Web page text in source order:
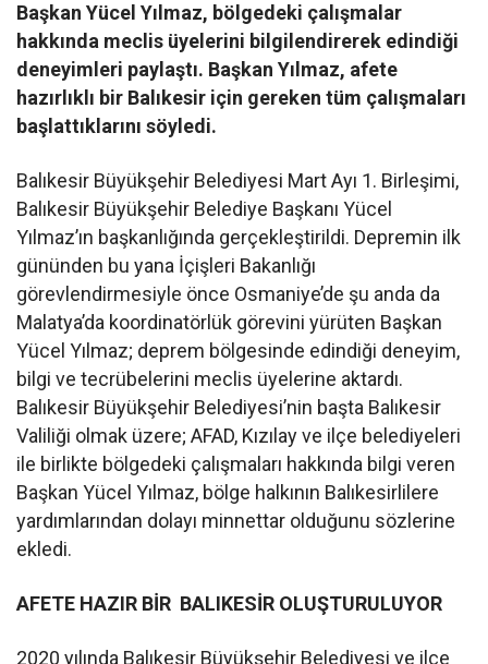
Başkan Yücel Yılmaz, bölgedeki çalışmalar
hakkında meclis üyelerini bilgilendirerek edindiği
deneyimleri paylaştı. Başkan Yılmaz, afete
hazırlıklı bir Balıkesir için gereken tüm çalışmaları
başlattıklarını söyledi.
Balıkesir Büyükşehir Belediyesi Mart Ayı 1. Birleşimi,
Balıkesir Büyükşehir Belediye Başkanı Yücel
Yılmaz’ın başkanlığında gerçekleştirildi. Depremin ilk
gününden bu yana İçişleri Bakanlığı
görevlendirmesiyle önce Osmaniye’de şu anda da
Malatya’da koordinatörlük görevini yürüten Başkan
Yücel Yılmaz; deprem bölgesinde edindiği deneyim,
bilgi ve tecrübelerini meclis üyelerine aktardı.
Balıkesir Büyükşehir Belediyesi’nin başta Balıkesir
Valiliği olmak üzere; AFAD, Kızılay ve ilçe belediyeleri
ile birlikte bölgedeki çalışmaları hakkında bilgi veren
Başkan Yücel Yılmaz, bölge halkının Balıkesirlilere
yardımlarından dolayı minnettar olduğunu sözlerine
ekledi.
AFETE HAZIR BİR BALIKESİR OLUŞTURULUYOR
2020 yılında Balıkesir Büyükşehir Belediyesi ve ilçe